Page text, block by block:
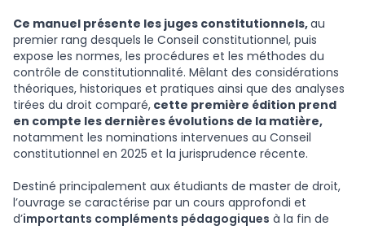
Ce manuel présente les juges constitutionnels,au
premier rang desquels le Conseil constitutionnel, puis
expose les normes, les procédures et les méthodes du
contrôle de constitutionnalité. Mêlant des considérations
théoriques, historiques et pratiques ainsi que des analyses
tirées du droit comparé, cette première édition prend
en compte les dernières évolutions de la matière,
notamment les nominations intervenues au Conseil
constitutionnel en 2025 et la jurisprudence récente.
Destiné principalement aux étudiants de master de droit,
l’ouvrage se caractérise par un cours approfondi et
d’importants compléments pédagogiques à la fin de